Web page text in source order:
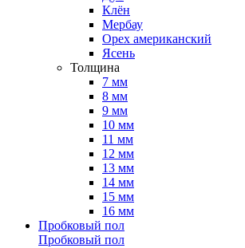
Клён
Мербау
Орех американский
Ясень
Толщина
7 мм
8 мм
9 мм
10 мм
11 мм
12 мм
13 мм
14 мм
15 мм
16 мм
Пробковый пол
Пробковый пол